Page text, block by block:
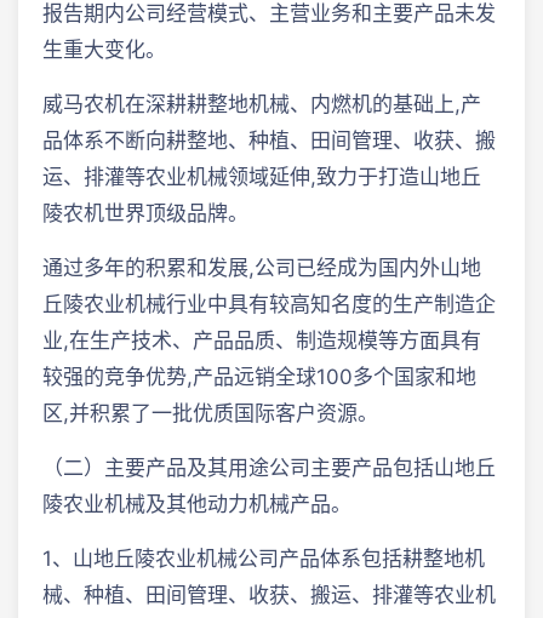
报告期内公司经营模式、主营业务和主要产品未发
生重大变化。
威马农机在深耕耕整地机械、内燃机的基础上,产
品体系不断向耕整地、种植、田间管理、收获、搬
运、排灌等农业机械领域延伸,致力于打造山地丘
陵农机世界顶级品牌。
通过多年的积累和发展,公司已经成为国内外山地
丘陵农业机械行业中具有较高知名度的生产制造企
业,在生产技术、产品品质、制造规模等方面具有
较强的竞争优势,产品远销全球100多个国家和地
区,并积累了一批优质国际客户资源。
（二）主要产品及其用途公司主要产品包括山地丘
陵农业机械及其他动力机械产品。
1、山地丘陵农业机械公司产品体系包括耕整地机
械、种植、田间管理、收获、搬运、排灌等农业机